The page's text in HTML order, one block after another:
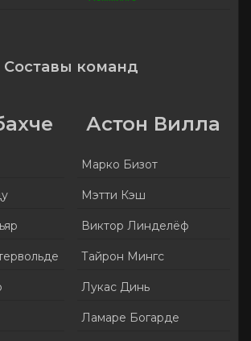
Составы команд
Астон Вилла
Марко Бизот
Мэтти Кэш
Виктор Линделёф
Тайрон Мингс
Лукас Динь
Ламаре Богарде